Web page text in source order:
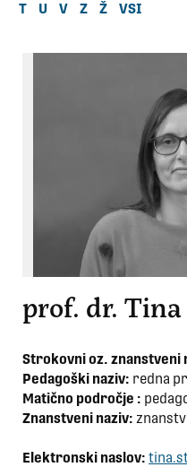
T U V Z Ž VSI
prof. dr.
Strokovni oz. znanstveni
Pedagoški naziv: redna
Matično področje :
Znanstveni naziv:
Elektronski naslov: